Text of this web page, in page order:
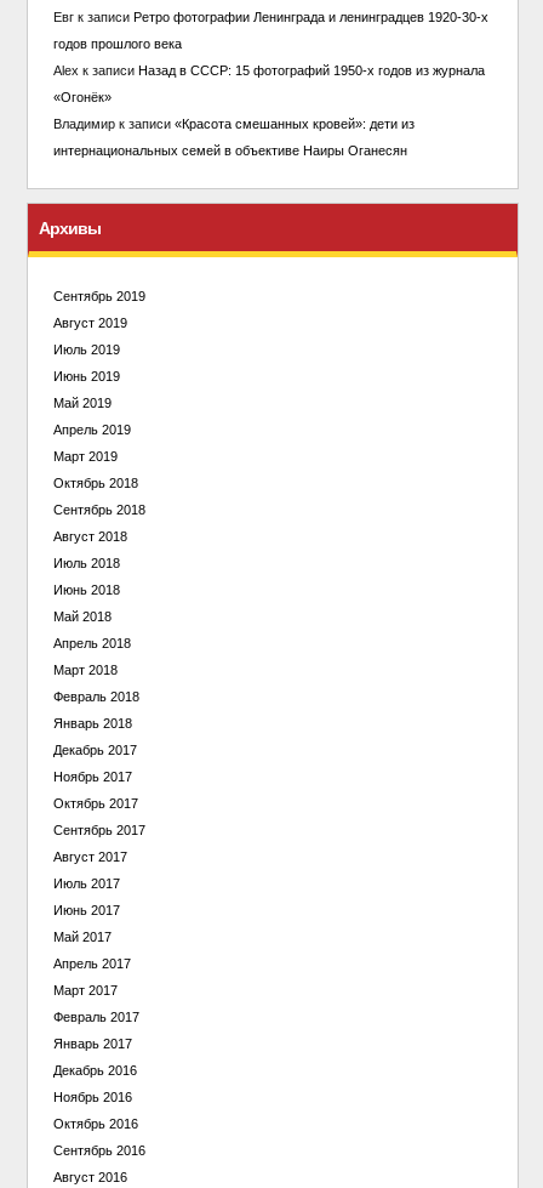
Евгк записи Ретро фотографии Ленинграда и ленинградцев 1920-30-х
годов прошлого века
Alex к записи Назад в СССР: 15 фотографий 1950-х годов из журнала
«Огонёк»
Владимирк записи «Красота смешанных кровей»: дети из
интернациональных семей в объективе Наиры Оганесян
Архивы
Сентябрь 2019
Август 2019
Июль 2019
Июнь 2019
Май 2019
Апрель 2019
Март 2019
Октябрь 2018
Сентябрь 2018
Август 2018
Июль 2018
Июнь 2018
Май 2018
Апрель 2018
Март 2018
Февраль 2018
Январь 2018
Декабрь 2017
Ноябрь 2017
Октябрь 2017
Сентябрь 2017
Август 2017
Июль 2017
Июнь 2017
Май 2017
Апрель 2017
Март 2017
Февраль 2017
Январь 2017
Декабрь 2016
Ноябрь 2016
Октябрь 2016
Сентябрь 2016
Август 2016